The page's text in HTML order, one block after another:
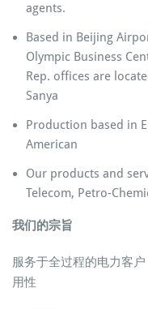
agents.
Based in Beijing
Olympic Business
Rep. offices are
Sanya
Production based in
American
Our products and
Telecom, Petro-
我们的宗旨
服务于全过程的电力客
用性